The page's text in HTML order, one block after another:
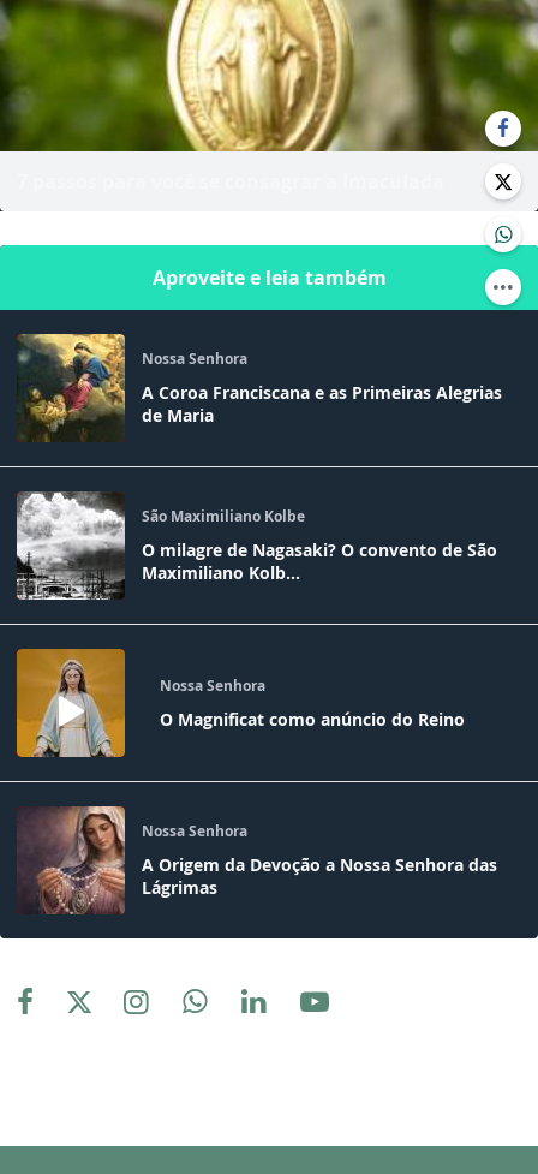
Aproveite e leia também
Nossa Senhora
A Coroa Franciscana e as Primeiras Alegrias
de Maria
São Maximiliano Kolbe
O milagre de Nagasaki? O convento de São
Maximiliano Kolb...
Nossa Senhora
O Magnificat como anúncio do Reino
Nossa Senhora
A Origem da Devoção a Nossa Senhora das
Lágrimas